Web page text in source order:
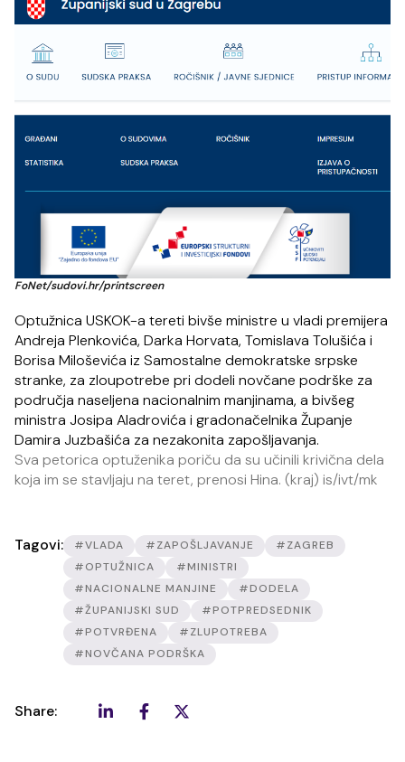
FoNet/sudovi.hr/printscreen
Optužnica USKOK-a tereti bivše ministre u vladi premijera
Andreja Plenkovića, Darka Horvata, Tomislava Tolušića i
Borisa Miloševića iz Samostalne demokratske srpske
stranke, za zloupotrebe pri dodeli novčane podrške za
područja naseljena nacionalnim manjinama, a bivšeg
ministra Josipa Aladrovića i gradonačelnika Županje
Damira Juzbašića za nezakonita zapošljavanja.
Sva petorica optuženika poriču da su učinili krivična dela
koja im se stavljaju na teret, prenosi Hina. (kraj) is/ivt/mk
Tagovi: #VLADA #ZAPOŠLJAVANJE
#ZAGREB
#OPTUŽNICA
#MINISTRI
#NACIONALNE MANJINE
#DODELA
#ŽUPANIJSKI SUD
#POTPREDSEDNIK
#POTVRĐENA
#ZLUPOTREBA
#NOVČANA PODRŠKA
Share: